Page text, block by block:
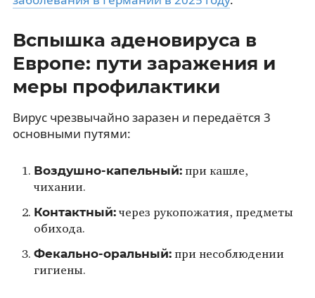
Вспышка аденовируса в
Европе: пути заражения и
меры профилактики
Вирус чрезвычайно заразен и передаётся 3
основными путями:
Воздушно-капельный:при кашле,
чихании.
Контактный:через рукопожатия, предметы
обихода.
Фекально-оральный:при несоблюдении
гигиены.